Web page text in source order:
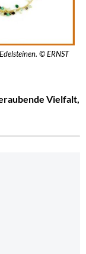
© ERNST
Vielfalt,